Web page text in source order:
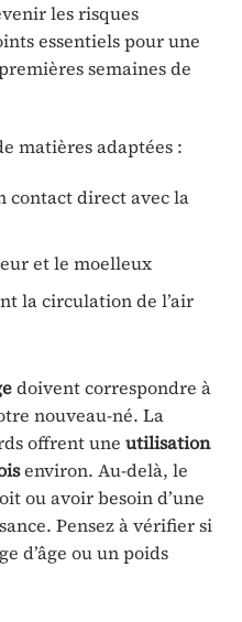
les risques
essentiels pour une
semaines de
matières adaptées :
contact direct avec la
et le moelleux
la circulation de l’air
doivent correspondre à
nouveau-né. La
offrent une utilisation
environ. Au-delà, le
ou avoir besoin d’une
Pensez à vérifier si
d’âge ou un poids